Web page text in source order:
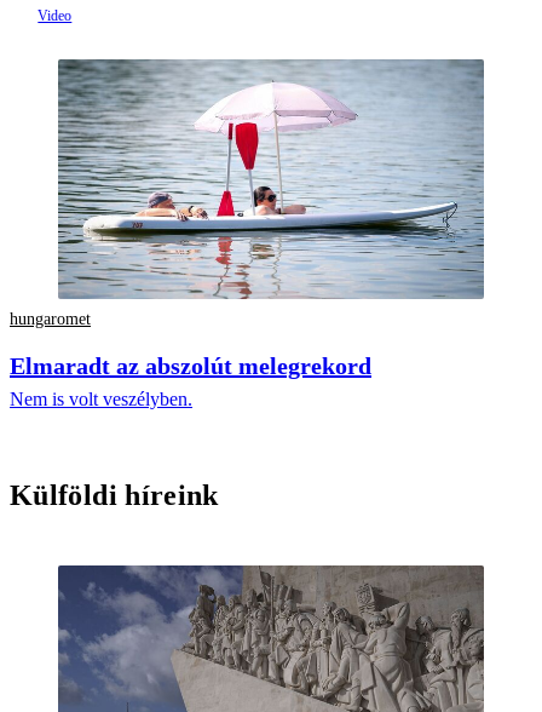
hungaromet
Elmaradt az abszolút melegrekord
Nem is volt veszélyben.
Külföldi híreink